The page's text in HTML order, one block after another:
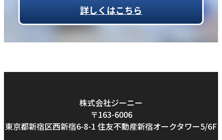
詳しくはこちら
株式会社ジーニー
〒163-6006
東京都新宿区西新宿6-8-1 住友不動産新宿オークタワー5/6F